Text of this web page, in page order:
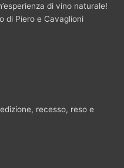
di vino naturale!
di Piero e Cavaglioni
recesso, reso e